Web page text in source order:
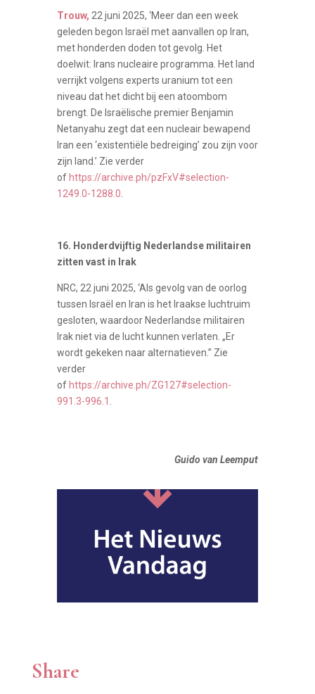
Trouw, 22 juni 2025, ‘Meer dan een week
geleden begon Israël met aanvallen op Iran,
met honderden doden tot gevolg. Het
doelwit: Irans nucleaire programma. Het land
verrijkt volgens experts uranium tot een
niveau dat het dicht bij een atoombom
brengt. De Israëlische premier Benjamin
Netanyahu zegt dat een nucleair bewapend
Iran een ‘existentiële bedreiging’ zou zijn voor
zijn land.’ Zie verder
of https://archive.ph/pzFxV#selection-
1249.0-1288.0
16. Honderdvijftig Nederlandse militairen
zitten vast in Irak
NRC, 22 juni 2025, ‘Als gevolg van de oorlog
tussen Israël en Iran is het Iraakse luchtruim
gesloten, waardoor Nederlandse militairen
Irak niet via de lucht kunnen verlaten. „Er
wordt gekeken naar alternatieven.” Zie
verder
of https://archive.ph/ZG127#selection-
991.3-996.1
Guido van Leemput
Share